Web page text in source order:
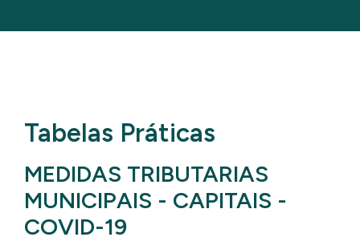
Tabelas Práticas
MEDIDAS TRIBUTARIAS
MUNICIPAIS - CAPITAIS -
COVID-19